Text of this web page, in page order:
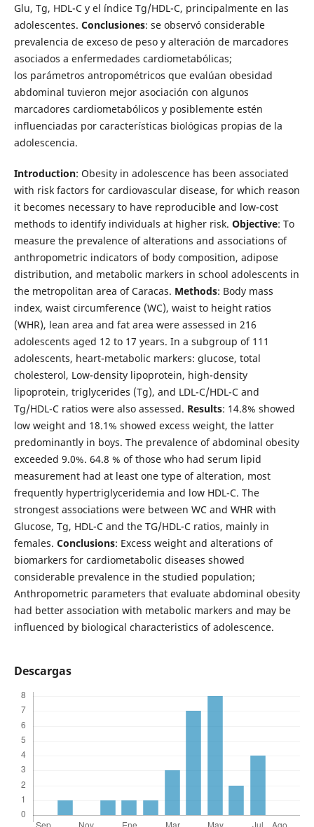
Glu, Tg, HDL-C y el índice Tg/HDL-C, principalmente en las
adolescentes. Conclusiones: se observó considerable
prevalencia de exceso de peso y alteración de marcadores
asociados a enfermedades cardiometabólicas;
los parámetros antropométricos que evalúan obesidad
abdominal tuvieron mejor asociación con algunos
marcadores cardiometabólicos y posiblemente estén
influenciadas por características biológicas propias de la
adolescencia.
Introduction: Obesity in adolescence has been associated
with risk factors for cardiovascular disease, for which reason
it becomes necessary to have reproducible and low-cost
methods to identify individuals at higher risk. Objective: To
measure the prevalence of alterations and associations of
anthropometric indicators of body composition, adipose
distribution, and metabolic markers in school adolescents in
the metropolitan area of Caracas. Methods: Body mass
index, waist circumference (WC), waist to height ratios
(WHR), lean area and fat area were assessed in 216
adolescents aged 12 to 17 years. In a subgroup of 111
adolescents, heart-metabolic markers: glucose, total
cholesterol, Low-density lipoprotein, high-density
lipoprotein, triglycerides (Tg), and LDL-C/HDL-C and
Tg/HDL-C ratios were also assessed. Results: 14.8% showed
low weight and 18.1% showed excess weight, the latter
predominantly in boys. The prevalence of abdominal obesity
exceeded 9.0%. 64.8 % of those who had serum lipid
measurement had at least one type of alteration, most
frequently hypertriglyceridemia and low HDL-C. The
strongest associations were between WC and WHR with
Glucose, Tg, HDL-C and the TG/HDL-C ratios, mainly in
females. Conclusions: Excess weight and alterations of
biomarkers for cardiometabolic diseases showed
considerable prevalence in the studied population;
Anthropometric parameters that evaluate abdominal obesity
had better association with metabolic markers and may be
influenced by biological characteristics of adolescence.
Descargas